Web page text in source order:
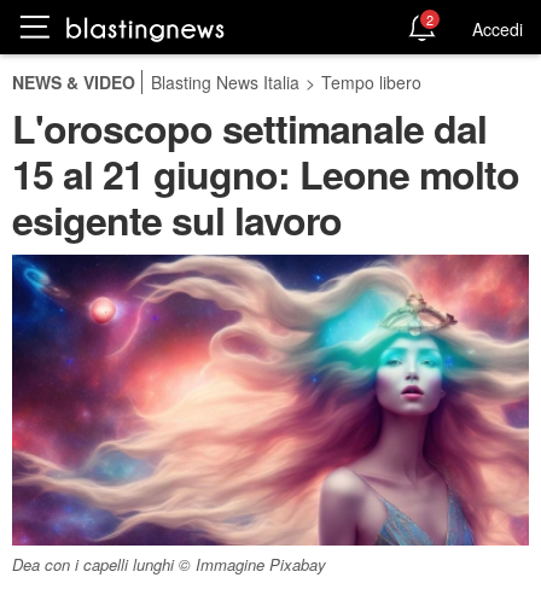
2 Accedi
NEWS & VIDEO Blasting News Italia > Tempo libero
L'oroscopo settimanale dal
15 al 21 giugno: Leone molto
esigente sul lavoro
Dea con i capelli lunghi © Immagine Pixabay